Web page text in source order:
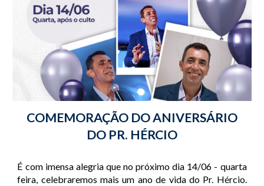
COMEMORAÇÃO DO ANIVERSÁRIO
DO PR. HÉRCIO
É com imensa alegria que no próximo dia 14/06 - quarta
feira, celebraremos mais um ano de vida do Pr. Hércio.